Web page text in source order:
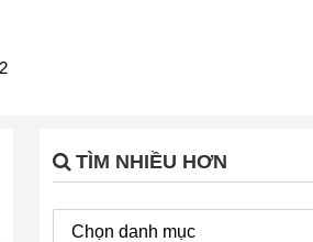
TÌM NHIỀU HƠN
Chọn danh mục